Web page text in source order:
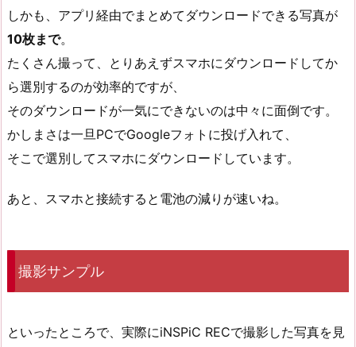
しかも、アプリ経由でまとめてダウンロードできる写真が
10枚まで。
たくさん撮って、とりあえずスマホにダウンロードしてか
ら選別するのが効率的ですが、
そのダウンロードが一気にできないのは中々に面倒です。
かしまさは一旦PCでGoogleフォトに投げ入れて、
そこで選別してスマホにダウンロードしています。
あと、スマホと接続すると電池の減りが速いね。
撮影サンプル
といったところで、実際にiNSPiC RECで撮影した写真を見